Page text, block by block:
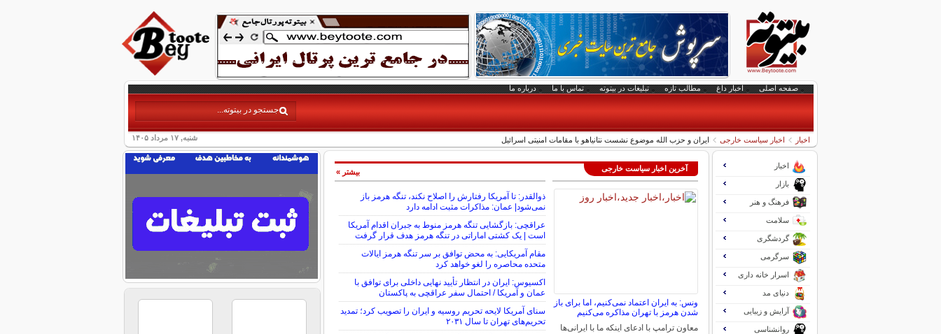
صفحه اصلی اخبار داغ مطالب تازه تبلیغات در بیتوته تماس با ما درباره ما
شنبه, ۱۷ مرداد ۱۴۰۵ اخبار اخبار سیاست خارجی ایران و حزب الله موضوع نشست نتانیاهو با مقامات امنیتی اسرائیل
آخرین اخبار سیاست خارجی
ونس: به ایران اعتماد نمی‌کنیم، اما برای باز
شدن هرمز با تهران مذاکره می‌کنیم
معاون ترامپ با ادعای اینکه ما با ایرانی‌ها
ذوالقدر: تا آمریکا رفتارش را اصلاح نکند، تنگه هرمز باز
نمی‌شود| عمان: مذاکرات مثبت ادامه دارد
عراقچی: بازگشایی تنگه هرمز منوط به جبران اقدام آمریکا
است | یک کشتی اماراتی در تنگه هرمز هدف قرار گرفت
مقام آمریکایی: به محض توافق بر سر تنگه هرمز ایالات
متحده محاصره را لغو خواهد کرد
اکسیوس: ایران در انتظار تأیید نهایی داخلی برای توافق با
عمان و آمریکا / احتمال سفر عراقچی به پاکستان
سنای آمریکا لایحه تحریم روسیه و ایران را تصویب کرد؛ تمدید
تحریم‌های تهران تا سال ۲۰۳۱
بیشتر »
اخبار
بازار
فرهنگ و هنر
سلامت
گردشگری
سرگرمی
اسرار خانه داری
دنیای مد
آرایش و زیبایی
روانشناسی